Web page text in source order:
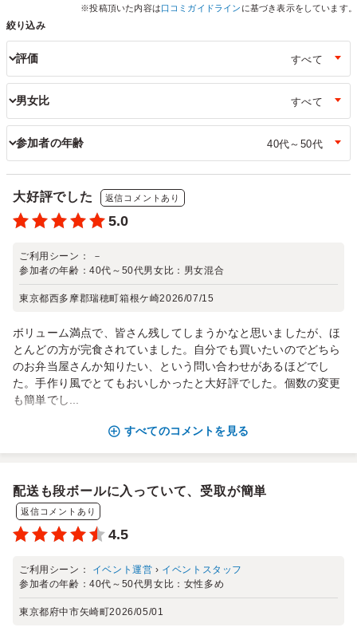
※投稿頂いた内容は口コミガイドライン に基づき表示をしています。
絞り込み
評価
男女比
参加者の年齢
大好評でした 返信コメントあり
5.0
ご利用シーン：
－
参加者の年齢：40代～50代男女比： 男女混合
東京都西多摩郡瑞穂町箱根ケ崎2026/07/15
ボリューム満点で、皆さん残してしまうかなと思いましたが、ほ
とんどの方が完食されていました。自分でも買いたいのでどちら
のお弁当屋さんか知りたい、という問い合わせがあるほどでし
た。手作り風でとてもおいしかったと大好評でした。個数の変更
も簡単でし...
すべてのコメントを見る
配送も段ボールに入っていて、受取が簡単
返信コメントあり
4.5
ご利用シーン： イベント運営 › イベントスタッフ
参加者の年齢：40代～50代男女比： 女性多め
東京都府中市矢崎町2026/05/01